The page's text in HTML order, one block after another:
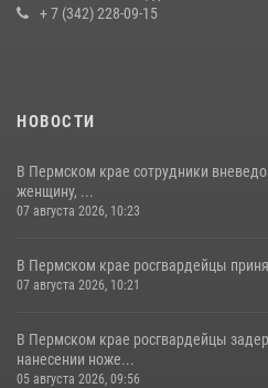
+ 7 (342) 228-09-15
НОВОСТИ
В Пермском крае сотрудники
женщину, ...
07 августа 2026, 10:23
В Пермском крае росгвардейцы
07 августа 2026, 10:21
В Пермском крае росгвардейцы
нанесении ноже...
05 августа 2026, 09:56